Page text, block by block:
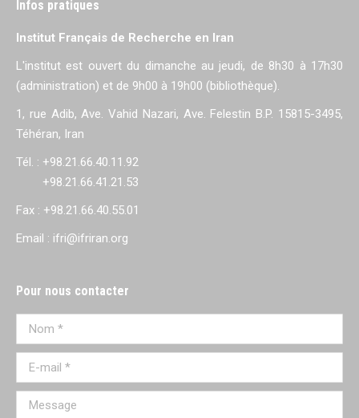
Infos pratiques
Institut Français de Recherche en Iran
L'institut est ouvert du dimanche au jeudi, de 8h30 à 17h30
(administration) et de 9h00 à 19h00 (bibliothèque).
1, rue Adib, Ave. Vahid Nazari, Ave. Felestin B.P. 15815-3495,
Téhéran, Iran
Tél. : +98.21.66.40.11.92
+98.21.66.41.21.53
Fax : +98.21.66.40.55.01
Email : ifri@ifriran.org
Pour nous contacter
Nom *
E-mail *
Message